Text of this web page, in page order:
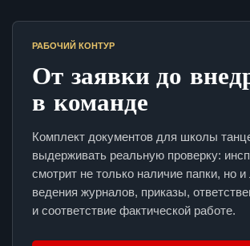
РАБОЧИЙ КОНТУР
От заявки до
в команде
Комплект документов для школы
выдерживать реальную проверку:
смотрит не только наличие папки, но и
ведения журналов, приказы,
и соответствие фактической работе.